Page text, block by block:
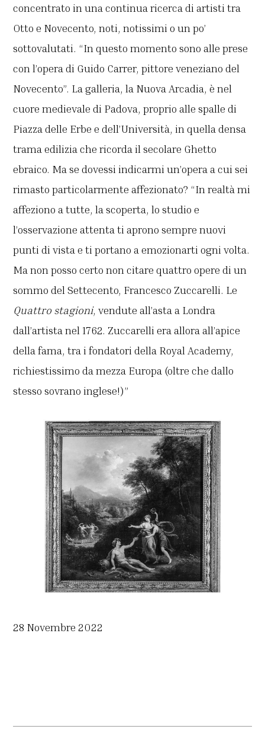
concentrato in una continua ricerca di artisti tra
Otto e Novecento, noti, notissimi o un po’
sottovalutati. “In questo momento sono alle prese
con l’opera di Guido Carrer, pittore veneziano del
Novecento”. La galleria, la Nuova Arcadia, è nel
cuore medievale di Padova, proprio alle spalle di
Piazza delle Erbe e dell’Università, in quella densa
trama edilizia che ricorda il secolare Ghetto
ebraico. Ma se dovessi indicarmi un’opera a cui sei
rimasto particolarmente affezionato? “In realtà mi
affeziono a tutte, la scoperta, lo studio e
l’osservazione attenta ti aprono sempre nuovi
punti di vista e ti portano a emozionarti ogni volta.
Ma non posso certo non citare quattro opere di un
sommo del Settecento, Francesco Zuccarelli. Le
Quattro stagioni, vendute all’asta a Londra
dall’artista nel 1762. Zuccarelli era allora all’apice
della fama, tra i fondatori della Royal Academy,
richiestissimo da mezza Europa (oltre che dallo
stesso sovrano inglese!)”
28 Novembre 2022